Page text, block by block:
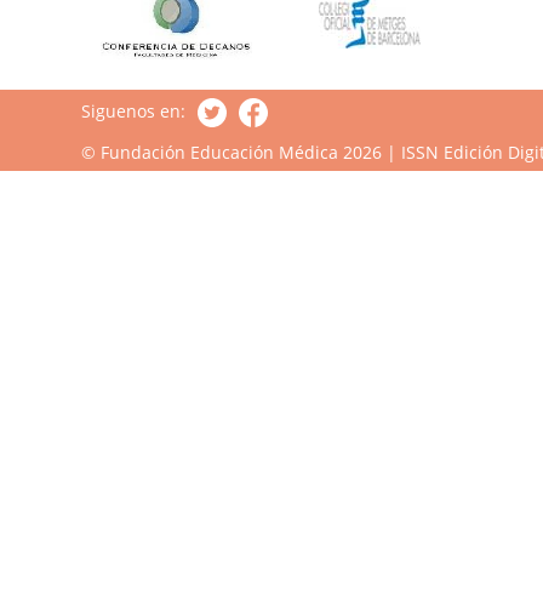
Siguenos en:
© Fundación Educación Médica 2026 | ISSN Edición